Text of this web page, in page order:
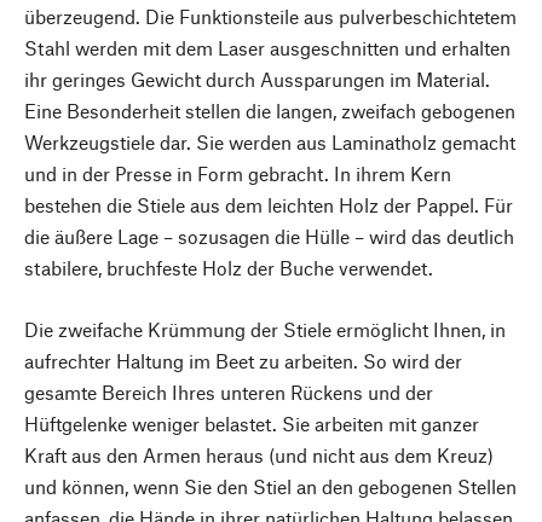
überzeugend. Die Funktionsteile aus pulverbeschichtetem
Stahl werden mit dem Laser ausgeschnitten und erhalten
ihr geringes Gewicht durch Aussparungen im Material.
Eine Besonderheit stellen die langen, zweifach gebogenen
Werkzeugstiele dar. Sie werden aus Laminatholz gemacht
und in der Presse in Form gebracht. In ihrem Kern
bestehen die Stiele aus dem leichten Holz der Pappel. Für
die äußere Lage – sozusagen die Hülle – wird das deutlich
stabilere, bruchfeste Holz der Buche verwendet.
Die zweifache Krümmung der Stiele ermöglicht Ihnen, in
aufrechter Haltung im Beet zu arbeiten. So wird der
gesamte Bereich Ihres unteren Rückens und der
Hüftgelenke weniger belastet. Sie arbeiten mit ganzer
Kraft aus den Armen heraus (und nicht aus dem Kreuz)
und können, wenn Sie den Stiel an den gebogenen Stellen